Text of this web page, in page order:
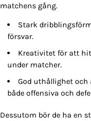
matchens gång.
Stark
försvar.
Kreativitet för att
under matcher.
God uthållighet
både offensiva och
Dessutom bör de ha en